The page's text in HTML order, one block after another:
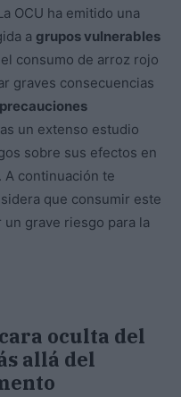
OCU ha emitido una
a grupos vulnerables
consumo de arroz rojo
graves consecuencias
precauciones
un extenso estudio
sobre sus efectos en
continuación te
que consumir este
grave riesgo para la
oculta del
allá del